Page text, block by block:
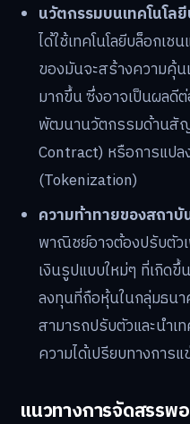
นวัตกรรมบนเทคโนโล
ได้ใช้เทคโนโลยีบล็อกเ
ของมันจะสร้างความคุ้น
มากขึ้น ซึ่งอาจเป็นผลดี
พัฒนานวัตกรรมด้านสั
Contract) หรือการแปล
(Tokenization)
ความท้าทายของสถาบั
พาณิชย์อาจต้องปรับตัว
เงินรูปแบบใหม่ๆ ที่เกิด
ลงทุนที่ถือหุ้นในกลุ่มธน
สามารถปรับตัวและนำเ
ความได้เปรียบทางการ
แนวทางการจัดสรรพ